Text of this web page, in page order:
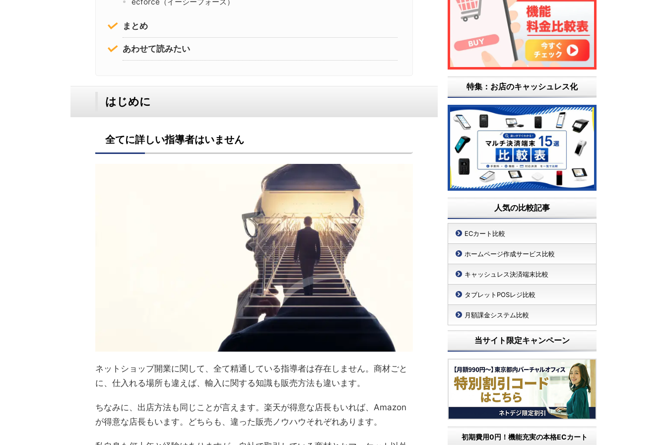
ecforce（イーシーフォース）
まとめ
あわせて読みたい
はじめに
全てに詳しい指導者はいません
ネットショップ開業に関して、全て精通している指導者は存在しません。商材ごと
に、仕入れる場所も違えば、輸入に関する知識も販売方法も違います。
ちなみに、出店方法も同じことが言えます。楽天が得意な店長もいれば、Amazon
が得意な店長もいます。どちらも、違った販売ノウハウそれぞれあります。
特集：お店のキャッシュレス化
人気の比較記事
ECカート比較
ホームページ作成サービス比較
キャッシュレス決済端末比較
タブレットPOSレジ比較
月額課金システム比較
当サイト限定キャンペーン
初期費用0円！機能充実の本格ECカート